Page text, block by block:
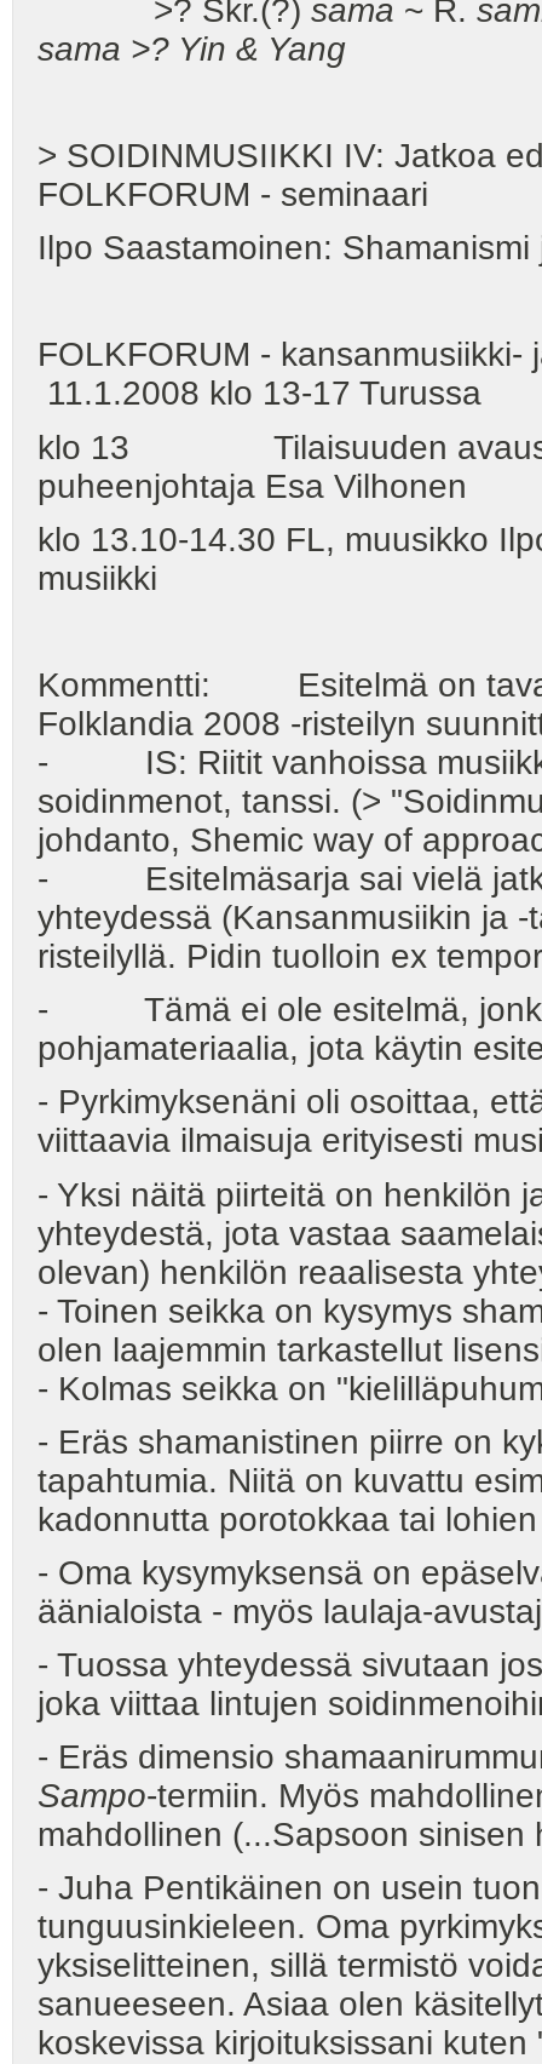
>? Skr.(?) sama ~ R.
sama >? Yin & Yang
> SOIDINMUSIIKKI IV: Jatkoa
FOLKFORUM - seminaari
Ilpo Saastamoinen:
FOLKFORUM -
11.1.2008 klo 13-17 Turussa
klo 13 Tilaisuuden avaus
puheenjohtaja Esa Vilhonen
klo 13.10-14.30 FL, muusikko
musiikki
Kommentti: Esitelmä on
Folklandia 2008 -risteilyn
- IS: Riitit vanhoissa
soidinmenot, tanssi. (>
johdanto, Shemic way of
- Esitelmäsarja sai vielä
yhteydessä (Kansanmusiikin ja
risteilyllä. Pidin tuolloin ex
- Tämä ei ole esitelmä, jonka
pohjamateriaalia, jota käytin
- Pyrkimyksenäni oli osoittaa,
viittaavia ilmaisuja erityisesti
- Yksi näitä piirteitä on henkilön
yhteydestä, jota vastaa
olevan) henkilön reaalisesta
- Toinen seikka on kysymys
olen laajemmin tarkastellut
- Kolmas seikka on
- Eräs shamanistinen piirre on
tapahtumia. Niitä on kuvattu
kadonnutta porotokkaa tai
- Oma kysymyksensä on
äänialoista - myös laulaja-
- Tuossa yhteydessä sivutaan
joka viittaa lintujen
- Eräs dimensio
Sampo-termiin. Myös
mahdollinen (...Sapsoon sinisen
- Juha Pentikäinen on usein
tunguusinkieleen. Oma
yksiselitteinen, sillä termistö
sanueeseen. Asiaa olen
koskevissa kirjoituksissani